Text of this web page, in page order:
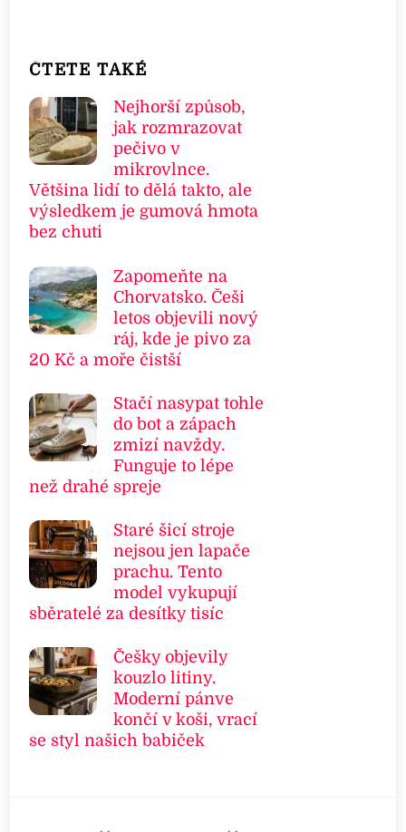
ČTETE TAKÉ
Nejhorší způsob,
jak rozmrazovat
pečivo v
mikrovlnce.
Většina lidí to dělá takto, ale
výsledkem je gumová hmota
bez chuti
Zapomeňte na
Chorvatsko. Češi
letos objevili nový
ráj, kde je pivo za
20 Kč a moře čistší
Stačí nasypat tohle
do bot a zápach
zmizí navždy.
Funguje to lépe
než drahé spreje
Staré šicí stroje
nejsou jen lapače
prachu. Tento
model vykupují
sběratelé za desítky tisíc
Češky objevily
kouzlo litiny.
Moderní pánve
končí v koši, vrací
se styl našich babiček